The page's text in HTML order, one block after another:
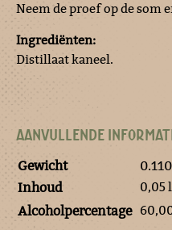
Neem de proef op de som
Ingrediënten:
Distillaat kaneel.
AANVULLENDE
Gewicht
Inhoud
0,05
Alcoholpercentage